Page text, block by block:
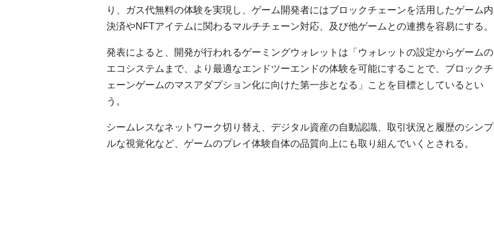
り、ガス代無料の体験を実現し、ゲーム開発者にはブロックチェーンを活用したゲーム内
決済やNFTアイテムに関わるマルチチェーン対応、及び他ゲームとの連携を容易にする。
発表によると、開発が行われるゲーミングウォレットは「ウォレットの設定からゲームの
エコシステムまで、より最適なエンドツーエンドの体験を可能にすることで、ブロックチ
ェーンゲームのマスアダプション化に向けた第一歩となる」ことを目標としているとい
う。
シームレスなネットワーク切り替え、デジタル資産の自動認識、取引状況と履歴のシンプ
ルな視覚化など、ゲームのプレイ体験自体の品質向上にも取り組んでいくとされる。